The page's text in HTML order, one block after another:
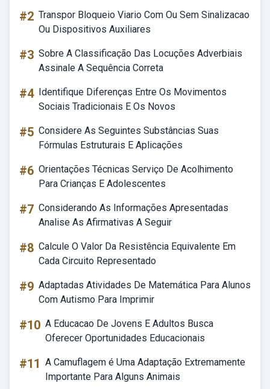
#2 Transpor Bloqueio Viario Com Ou Sem Sinalizacao
Ou Dispositivos Auxiliares
#3 Sobre A Classificação Das Locuções Adverbiais
Assinale A Sequência Correta
#4 Identifique Diferenças Entre Os Movimentos
Sociais Tradicionais E Os Novos
#5 Considere As Seguintes Substâncias Suas
Fórmulas Estruturais E Aplicações
#6 Orientações Técnicas Serviço De Acolhimento
Para Crianças E Adolescentes
#7 Considerando As Informações Apresentadas
Analise As Afirmativas A Seguir
#8 Calcule O Valor Da Resistência Equivalente Em
Cada Circuito Representado
#9 Adaptadas Atividades De Matemática Para Alunos
Com Autismo Para Imprimir
#10 A Educacao De Jovens E Adultos Busca
Oferecer Oportunidades Educacionais
#11 A Camuflagem é Uma Adaptação Extremamente
Importante Para Alguns Animais